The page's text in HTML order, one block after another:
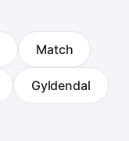
Match
Gyldendal